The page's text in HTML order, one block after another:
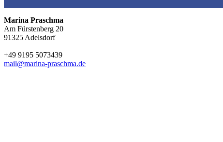
Marina Praschma
Am Fürstenberg 20
91325 Adelsdorf
+49 9195 5073439
mail@marina-praschma.de